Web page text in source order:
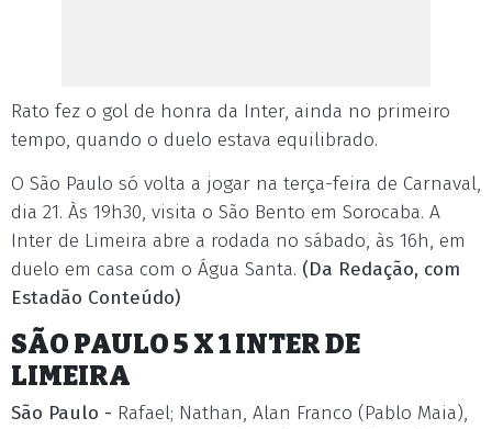
Rato fez o gol de honra da Inter, ainda no primeiro
tempo, quando o duelo estava equilibrado.
O São Paulo só volta a jogar na terça-feira de Carnaval,
dia 21. Às 19h30, visita o São Bento em Sorocaba. A
Inter de Limeira abre a rodada no sábado, às 16h, em
duelo em casa com o Água Santa. (Da Redação, com
Estadão Conteúdo)
SÃO PAULO 5 X 1 INTER DE
LIMEIRA
São Paulo - Rafael; Nathan, Alan Franco (Pablo Maia),